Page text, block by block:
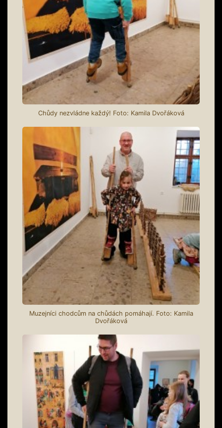
Chůdy nezvládne každý! Foto: Kamila Dvořáková
Muzejníci chodcům na chůdách pomáhají. Foto: Kamila
Dvořáková